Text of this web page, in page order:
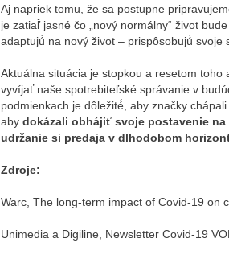
Aj napriek tomu, že sa postupne
je zatiaľ̌ jasné čo „nový normálny“ život
adaptujú́ na nový život – prispôsobujú́ svoje
Aktuálna situácia je stopkou a resetom
vyvíjať naše spotrebiteľské správanie v
podmienkach je dôležité́, aby značky
aby dokázali obhájiť svoje postavenie
udržanie si predaja v dlhodobom
Zdroje:
Warc, The long-term impact of Covid-19 on
Unimedia a Digiline, Newsletter Covid-19